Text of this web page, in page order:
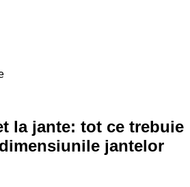
la jante: tot ce trebuie
jantelor